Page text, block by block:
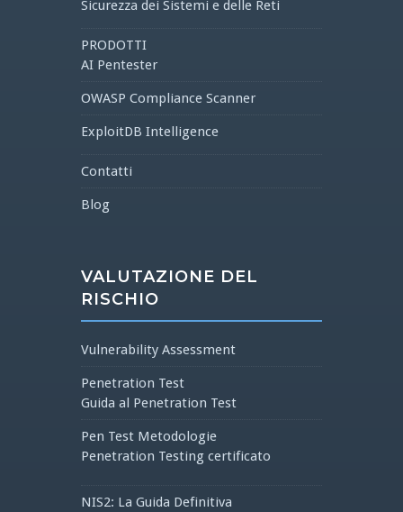
Sicurezza dei Sistemi e delle Reti
PRODOTTI
AI Pentester
OWASP Compliance Scanner
ExploitDB Intelligence
Contatti
Blog
VALUTAZIONE DEL
RISCHIO
Vulnerability Assessment
Penetration Test
Guida al Penetration Test
Pen Test Metodologie
Penetration Testing certificato
NIS2: La Guida Definitiva